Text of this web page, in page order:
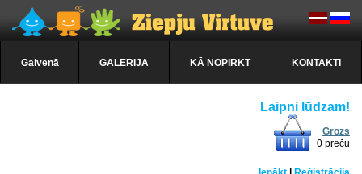
Galvenā GALERIJA KĀ NOPIRKT KONTAKTI
Laipni lūdzam!
Grozs
0 preču